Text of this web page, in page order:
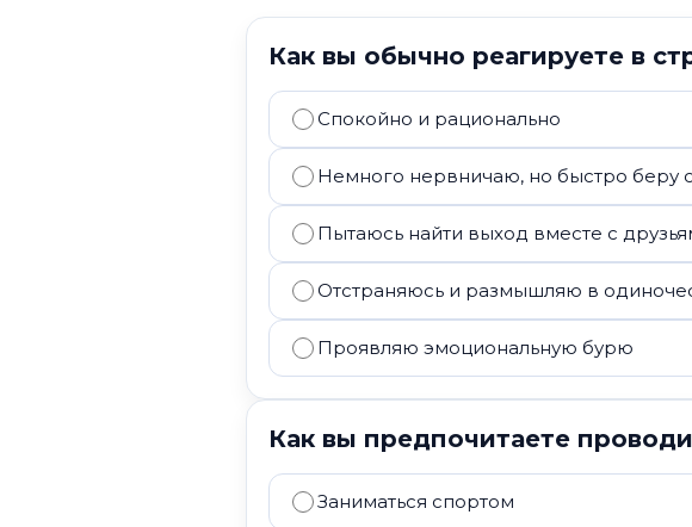
Как вы обычно реагируете в
Спокойно и рационально
Немного нервничаю, но быстро беру
Пытаюсь найти выход вместе с
Отстраняюсь и размышляю в
Проявляю эмоциональную бурю
Как вы предпочитаете
Заниматься спортом